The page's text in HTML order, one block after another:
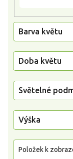
Barva květu
Doba květu
Světelné
Výška
Položek k